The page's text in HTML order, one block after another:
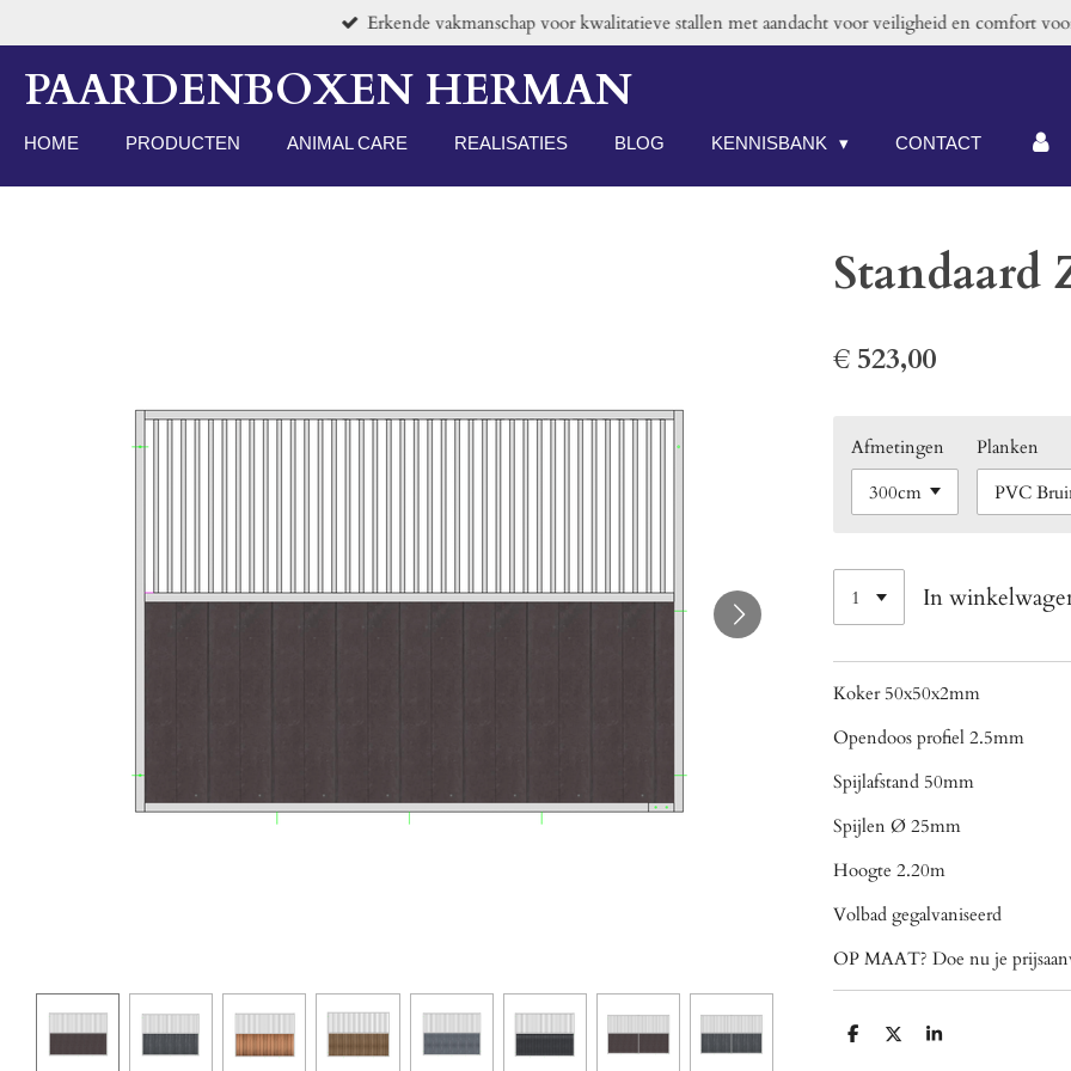
direct
naar
de
Erkende vakmanschap voor kwalitatieve stallen met aandacht voor veiligheid en comfort
PAARDENBOXEN HERMAN
HOME PRODUCTEN ANIMAL CARE REALISATIES BLOG KENNISBANK CONTACT
€ 523,00
Afmetingen Planken
In
Koker 50x50x2mm
Opendoos profiel 2.5mm
Spijlafstand 50mm
Spijlen Ø 25mm
Hoogte 2.20m
Volbad gegalvaniseerd
OP MAAT? Doe nu je
D
D
S